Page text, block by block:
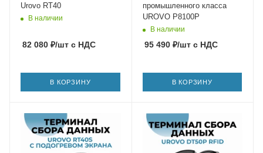
Urovo RT40
В наличии
82 080 ₽/шт с НДС
В КОРЗИНУ
промышленного класса
UROVO P8100P
В наличии
95 490₽/штс НДС
В КОРЗИНУ